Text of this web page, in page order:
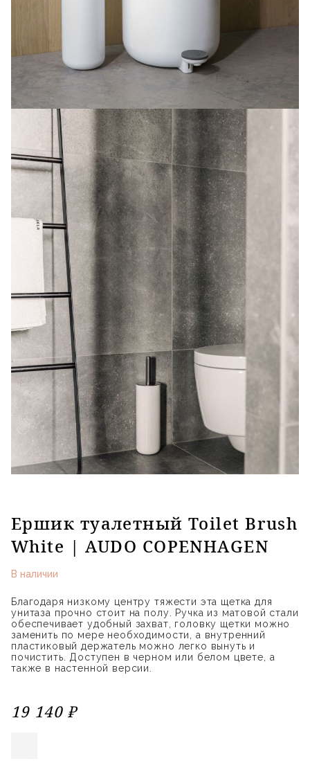
Ершик туалетный Toilet Brush
White | AUDO COPENHAGEN
В наличии
Благодаря низкому центру тяжести эта щетка для
унитаза прочно стоит на полу. Ручка из матовой стали
обеспечивает удобный захват, головку щетки можно
заменить по мере необходимости, а внутренний
пластиковый держатель можно легко вынуть и
почистить. Доступен в черном или белом цвете, а
также в настенной версии.
19 140 ₽